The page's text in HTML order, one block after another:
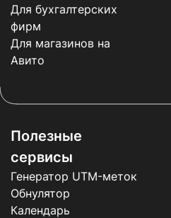
Для бухгалтерских
фирм
Для магазинов на
Авито
Полезные
сервисы
Генератор UTM-меток
Обнулятор
Календарь